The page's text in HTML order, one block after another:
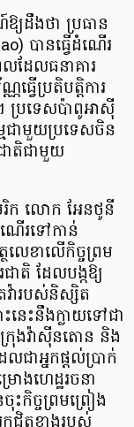
ឱ្យដឹងថា ប្រធាន
បានធ្វើដំណើរ
ដែលធនាគារ
វើប្រតិបត្តិការ
ប្រទេសប៉ាពូអាស៊ី
ជាមួយប្រទេសចិន
ាតិជាមួយ
េរិក លោក អែនថូនី
ើរទៅកាន់
េខាលើកិច្ចព្រម
ាតិ ដែលបង្កឱ្យ
វ៉ារបស់និស្សិត
នេះនឹងក្លាយទៅជា
ក្រុងវ៉ាស៊ីនតោន និង
ជាអ្នកផ្តល់ប្រាក់
ងហេដ្ឋរចនា
ះកិច្ចព្រមព្រៀង